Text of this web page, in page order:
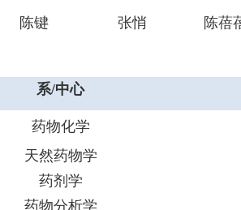
陈键 张悄 陈
系/中心
药物化学
天然药物学
药剂学
药物分析学